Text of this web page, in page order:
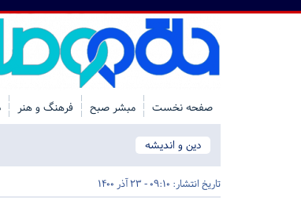
صفحه نخست مبشر صبح فرهنگ و هنر
دین و اندیشه
تاریخ انتشار: 09:10 - 23 آذر 1400